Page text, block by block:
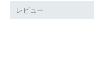
レビュー